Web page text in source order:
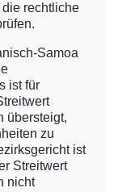
rechtliche
Samoa
ist für
übersteigt,
zu
ist
Streitwert
nicht